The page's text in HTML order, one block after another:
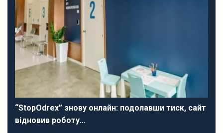
“StopOdrex” знову онлайн: подолавши тиск, сайт
відновив роботу…